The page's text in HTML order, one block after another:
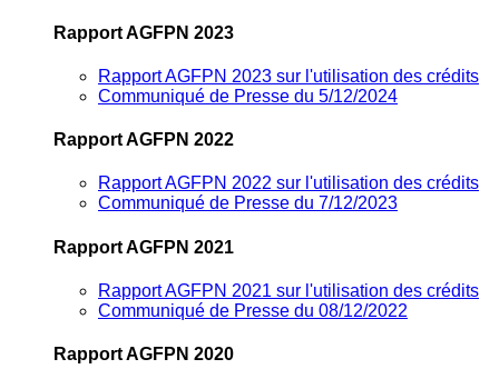
Rapport AGFPN 2023
Rapport AGFPN 2023 sur l'utilisation des crédits
Communiqué de Presse du 5/12/2024
Rapport AGFPN 2022
Rapport AGFPN 2022 sur l'utilisation des crédits
Communiqué de Presse du 7/12/2023
Rapport AGFPN 2021
Rapport AGFPN 2021 sur l'utilisation des crédits
Communiqué de Presse du 08/12/2022
Rapport AGFPN 2020